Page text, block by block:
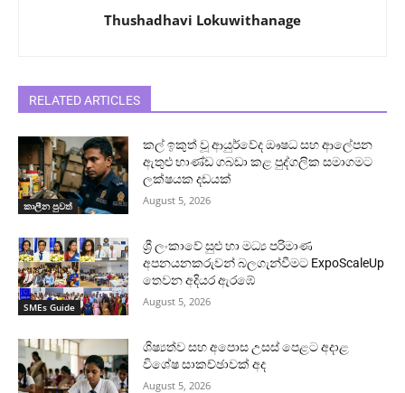
Thushadhavi Lokuwithanage
RELATED ARTICLES
කාලීන පුවත්
කල් ඉකුත් වූ ආයුර්වේද ඖෂධ සහ ආලේපන
ඇතුළු භාණ්ඩ ගබඩා කළ පුද්ගලික සමාගමට
ලක්ෂයක දඩයක්
August 5, 2026
SMEs Guide
ශ්‍රී ලංකාවේ සුළු හා මධ්‍ය පරිමාණ
අපනයනකරුවන් බලගැන්වීමට ExpoScaleUp
තෙවන අදියර ඇරඹේ
August 5, 2026
ශිෂ්‍යත්ව සහ අපොස උසස් පෙළට අදාළ
විශේෂ සාකච්ඡාවක් අද
August 5, 2026